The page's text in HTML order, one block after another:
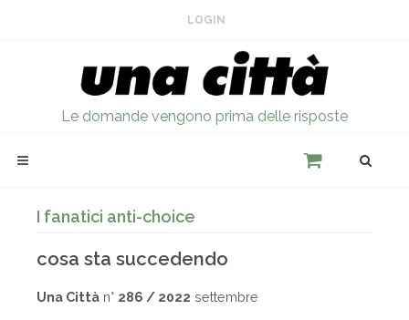
LOGIN
Le domande vengono prima delle risposte
I fanatici anti-choice
cosa sta succedendo
Una Città n° 286 / 2022 settembre